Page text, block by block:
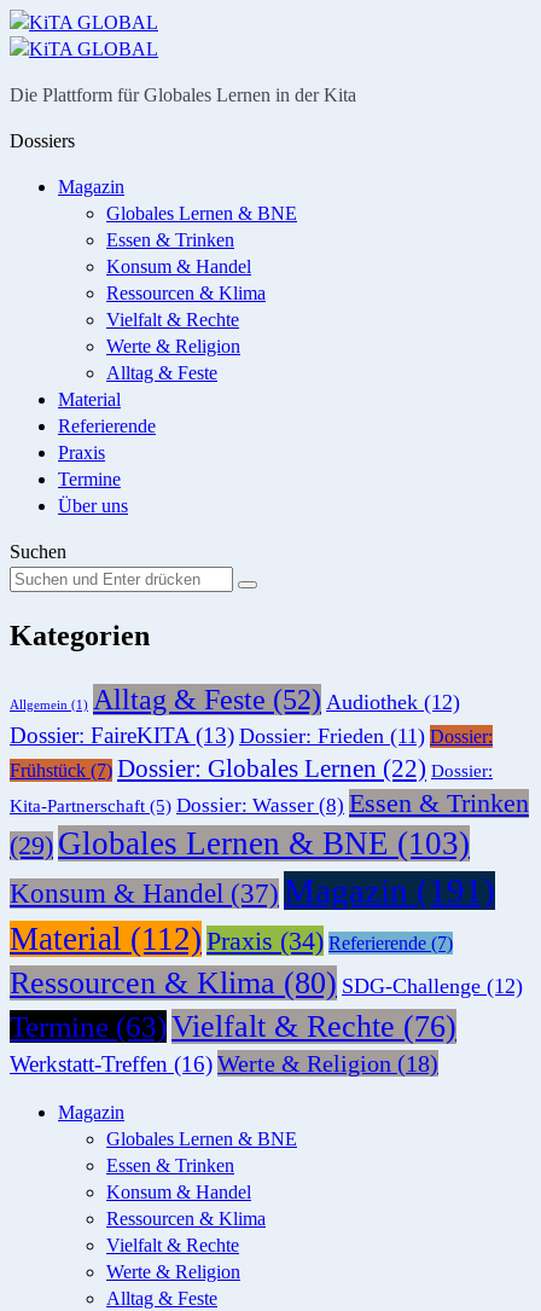
Menü
Suche
Die Plattform für Globales Lernen in der Kita
Dossiers
Magazin
Globales Lernen & BNE
Essen & Trinken
Konsum & Handel
Ressourcen & Klima
Vielfalt & Rechte
Werte & Religion
Alltag & Feste
Material
Referierende
Praxis
Termine
Über uns
Suchen
Suchen
nach:
Suche
Kategorien
Allgemein (1) Alltag & Feste (52) Audiothek (12)
Dossier: FaireKITA (13) Dossier: Frieden (11) Dossier:
Frühstück (7) Dossier: Globales Lernen (22) Dossier:
Kita-Partnerschaft (5) Dossier: Wasser (8) Essen & Trinken
(29) Globales Lernen & BNE (103)
Konsum & Handel (37) Magazin (191)
Material (112) Praxis (34) Referierende (7)
Ressourcen & Klima (80) SDG-Challenge (12)
Termine (63)Vielfalt & Rechte (76)
Werkstatt-Treffen (16)Werte & Religion (18)
Magazin
Globales Lernen & BNE
Essen & Trinken
Konsum & Handel
Ressourcen & Klima
Vielfalt & Rechte
Werte & Religion
Alltag & Feste